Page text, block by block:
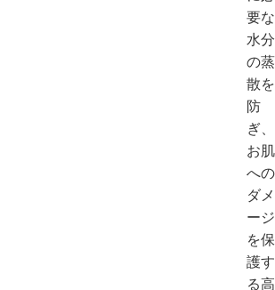
要な
水分
の蒸
散を
防
ぎ、
お肌
への
ダメ
ージ
を保
護す
る高